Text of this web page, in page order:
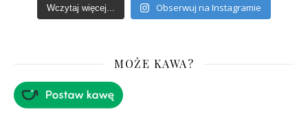
Wczytaj więcej... Obserwuj na Instagramie
MOŻE KAWA?